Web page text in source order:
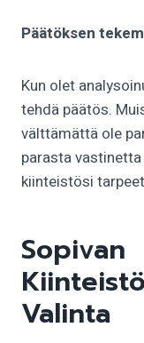
Päätöksen
Kun olet
tehdä päätös.
välttämättä ole
parasta
kiinteistösi
Sopivan
Valinta